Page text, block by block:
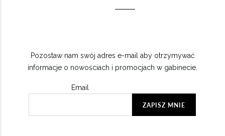
Pozostaw nam swój adres e-mail aby otrzymywać
informacje o nowościach i promocjach w gabinecie.
Email